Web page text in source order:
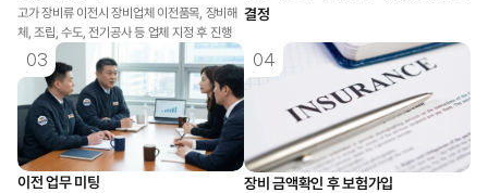
고가 장비류 이전시 장비업체 이전품목, 장비해
체, 조립, 수도, 전기공사 등 업체 지정 후 진행
결정
03
이전 업무 미팅
04
장비 금액확인 후 보험가입